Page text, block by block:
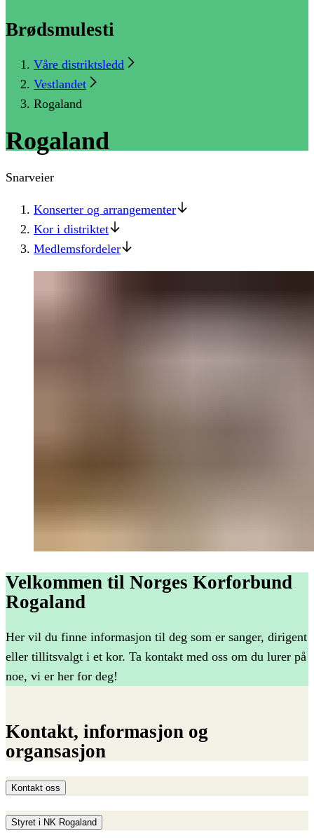
Brødsmulesti
Våre distriktsledd
Vestlandet
Rogaland
Rogaland
Snarveier
Konserter og arrangementer
Kor i distriktet
Medlemsfordeler
Velkommen til Norges Korforbund
Rogaland
Her vil du finne informasjon til deg som er sanger, dirigent
eller tillitsvalgt i et kor. Ta kontakt med oss om du lurer på
noe, vi er her for deg!
Kontakt, informasjon og
organsasjon
Kontakt oss
Styret i NK Rogaland